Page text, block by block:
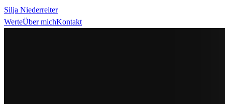
Silja Niederreiter
WerteÜber michKontakt